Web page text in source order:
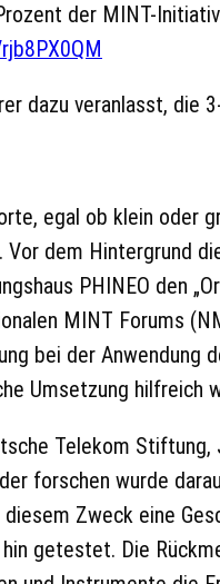
der MINT-
dazu veranlasst, die
egal ob klein oder
dem Hintergrund
PHINEO den
MINT Forums
bei der Anwendung
Umsetzung hilfreich
Telekom
forschen wurde
Zweck eine
getestet. Die